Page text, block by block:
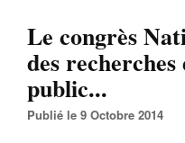
Le congrès
des
public...
Publié le 9 Octobre 2014